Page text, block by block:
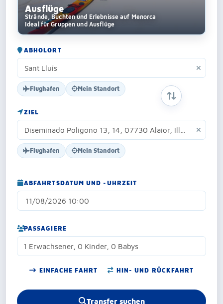
Ausflüge
Strände, Buchten und Erlebnisse auf Menorca
Ideal für Gruppen und Ausflüge
ABHOLORT
Flughafen Mein Standort
ZIEL
Flughafen Mein Standort
START- UND
ABFAHRTSDATUM UND -UHRZEIT
PASSAGIERE
1 Erwachsener, 0 Kinder, 0 Babys
EINFACHE FAHRT HIN- UND RÜCKFAHRT
Transfer suchen